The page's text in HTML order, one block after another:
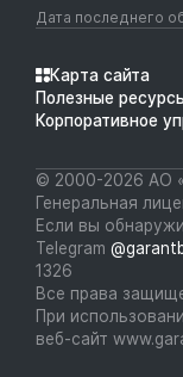
Дата последнего
Карта сайта
Полезные
Корпоративное
© 2000-2026 АО
Генеральная
Если вы
Telegram
1326
Все права
При
веб-сайт